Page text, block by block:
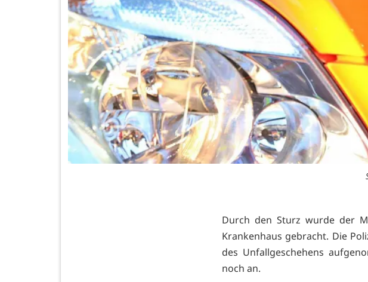
Durch den Sturz wurde der
Krankenhaus gebracht. Die
des Unfallgeschehens
noch an.